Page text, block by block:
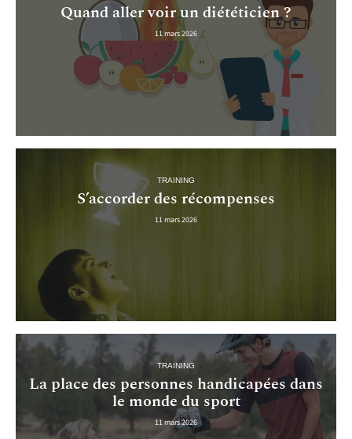
Quand aller voir un diététicien ?
11 mars 2026
TRAINING
S’accorder des récompenses
11 mars 2026
TRAINING
La place des personnes handicapées dans
le monde du sport
11 mars 2026